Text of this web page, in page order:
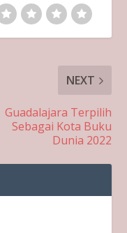
NEXT
Guadalajara Terpilih
Sebagai Kota Buku
Dunia 2022